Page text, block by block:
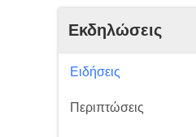
Εκδηλώσεις
Ειδήσεις
Περιπτώσεις